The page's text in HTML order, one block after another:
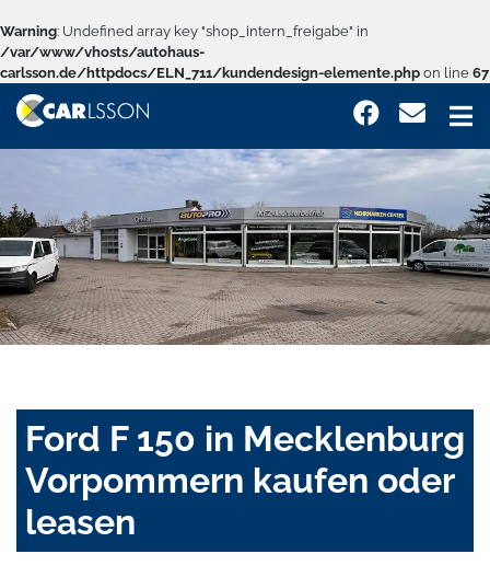
Warning: Undefined array key "shop_intern_freigabe" in
/var/www/vhosts/autohaus-
carlsson.de/httpdocs/ELN_711/kundendesign-elemente.php on line 67
Ford F 150 in Mecklenburg
Vorpommern kaufen oder
leasen